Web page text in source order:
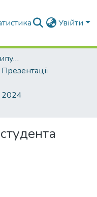
Увійти
Атестаційні роботи випускників
Презентації
2024